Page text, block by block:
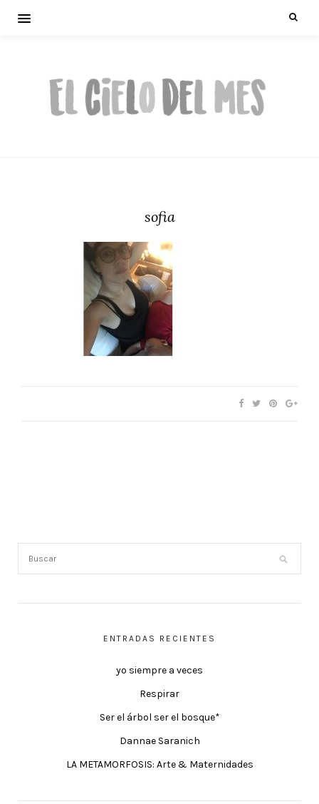
sofia
ENTRADAS RECIENTES
yo siempre a veces
Respirar
Ser el árbol ser el bosque*
Dannae Saranich
LA METAMORFOSIS: Arte & Maternidades